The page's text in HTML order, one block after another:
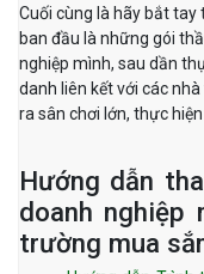
Cuối cùng là hãy bắt
ban đầu là những gói
nghiệp mình, sau dần
danh liên kết với các
ra sân chơi lớn, thực
Hướng dẫn
doanh
trường mua